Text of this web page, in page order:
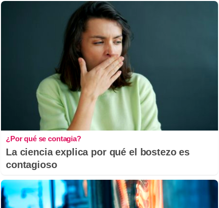
¿Por qué se contagia?
La ciencia explica por qué el bostezo es
contagioso